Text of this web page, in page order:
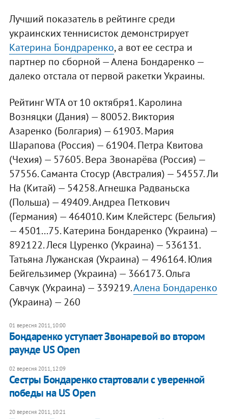
Лучший показатель в рейтинге среди
украинских теннисисток демонстрирует
Катерина Бондраренко, а вот ее сестра и
партнер по сборной — Алена Бондаренко —
далеко отстала от первой ракетки Украины.
Рейтинг WTA от 10 октября1. Каролина
Возняцки (Дания) — 80052. Виктория
Азаренко (Болгария) — 61903. Мария
Шарапова (Россия) — 61904. Петра Квитова
(Чехия) — 57605. Вера Звонарёва (Россия) —
57556. Саманта Стосур (Австралия) — 54557. Ли
На (Китай) — 54258. Агнешка Радваньска
(Польша) — 49409. Андреа Петкович
(Германия) — 464010. Ким Клейстерс (Бельгия)
— 4501...75. Катерина Бондаренко (Украина) —
892122. Леся Цуренко (Украина) — 536131.
Татьяна Лужанская (Украина) — 496164. Юлия
Бейгельзимер (Украина) — 366173. Ольга
Савчук (Украина) — 339219.Алена Бондаренко
(Украина) — 260
01 вересня 2011, 10:00
Бондаренко уступает Звонаревой во втором
раунде US Open
02 вересня 2011, 12:09
Сестры Бондаренко стартовали с уверенной
победы на US Open
20 вересня 2011, 10:21